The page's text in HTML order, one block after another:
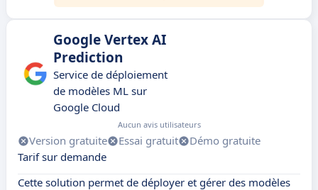
Google Vertex AI
Prediction
Service de déploiement
de modèles ML sur
Google Cloud
Aucun avis utilisateurs
Version gratuite Essai gratuit
Démo gratuite
Tarif sur demande
Cette solution permet de déployer et gérer des modèles